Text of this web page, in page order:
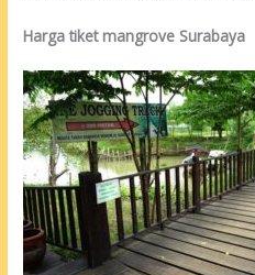
Harga tiket mangrove Surabaya